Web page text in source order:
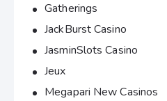
Gatherings
JackBurst Casino
JasminSlots Casino
Jeux
Megapari New Casinos